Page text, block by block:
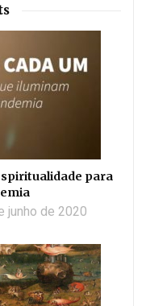
para
junho de 2020